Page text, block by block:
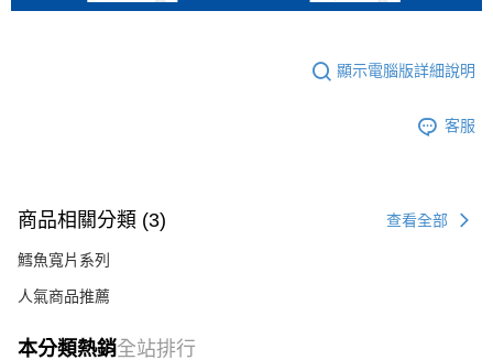
顯示電腦版詳細說明
客服
商品相關分類 (3) 查看全部
鱈魚寬片系列
人氣商品推薦
本分類熱銷全站排行